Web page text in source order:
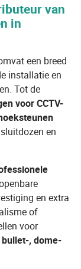
van
in
een breed
installatie en
Tot de
voor CCTV-
en
en extra
of
voor
bullet-, dome-